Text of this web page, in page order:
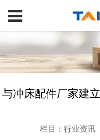
与冲床配件厂家建
栏目：行业资讯